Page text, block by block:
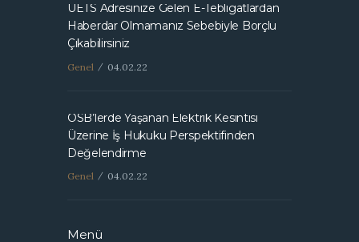
UETS Adresinize Gelen E-Tebligatlardan
Haberdar Olmamanız Sebebiyle Borçlu
Çıkabilirsiniz
Genel 04.02.22
OSB’lerde Yaşanan Elektrik Kesintisi
Üzerine İş Hukuku Perspektifinden
Değelendirme
Genel 04.02.22
Menü